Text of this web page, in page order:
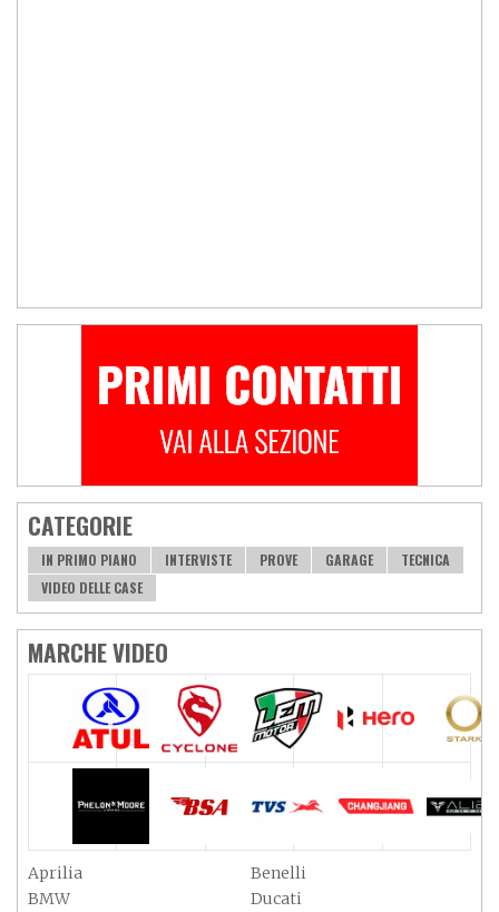
CATEGORIE
IN PRIMO PIANO INTERVISTE PROVE GARAGE
TECNICA
VIDEO DELLE CASE
MARCHE VIDEO
Aprilia
Benelli
BMW
Ducati